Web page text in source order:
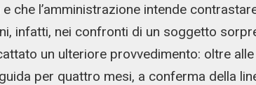
che l’amministrazione intende
infatti, nei confronti di un soggetto
un ulteriore provvedimento: oltre
per quattro mesi, a conferma della